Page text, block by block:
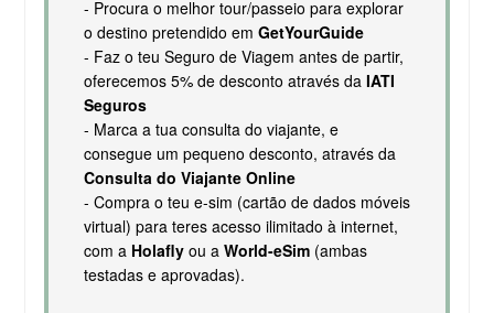
- Procura o melhor tour/passeio para explorar
o destino pretendido em GetYourGuide
- Faz o teu Seguro de Viagem antes de partir,
oferecemos 5% de desconto através da IATI
Seguros
- Marca a tua consulta do viajante, e
consegue um pequeno desconto, através da
Consulta do Viajante Online
- Compra o teu e-sim (cartão de dados móveis
virtual) para teres acesso ilimitado à internet,
com a Holaflyou a World-eSim(ambas
testadas e aprovadas).